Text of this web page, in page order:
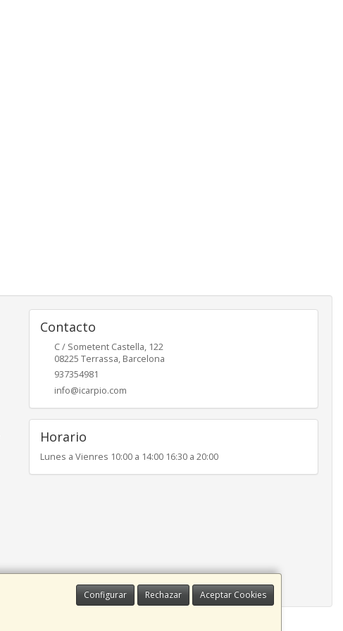
Configurar Rechazar Aceptar Cookies
Contacto
C / Sometent Castella, 122
08225 Terrassa, Barcelona
937354981
info@icarpio.com
Horario
Lunes a Vienres 10:00 a 14:00 16:30 a 20:00